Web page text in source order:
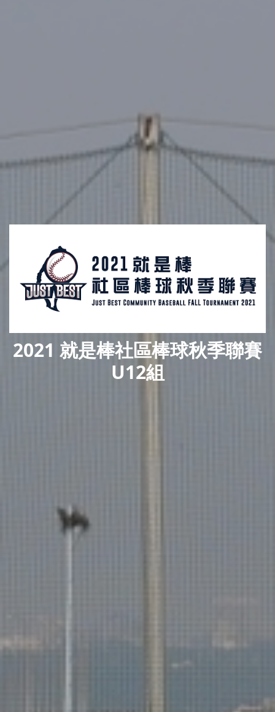
2021 就是棒社區棒球秋季聯賽
U12組